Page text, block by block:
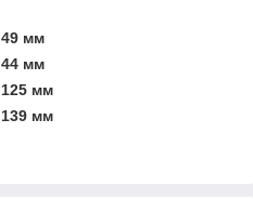
49 мм
44 мм
125 мм
139 мм